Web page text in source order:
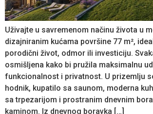
Uživajte u savremenom načinu života u
dizajniranim kućama površine 77 m²,
porodični život, odmor ili investiciju.
osmišljena kako bi pružila maksimalnu
funkcionalnost i privatnost. U prizemlju
hodnik, kupatilo sa saunom, moderna
sa trpezarijom i prostranim dnevnim
kaminom. Iz dnevnog boravka […]